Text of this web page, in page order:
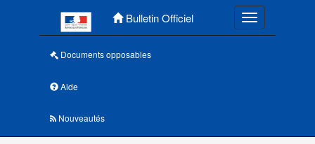
Bulletin Officiel Toggle
Documents opposables
Aide
Nouveautés